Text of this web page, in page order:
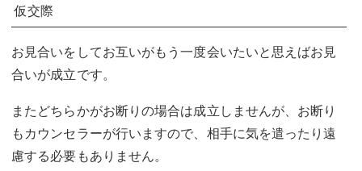
仮交際
お見合いをしてお互いがもう一度会いたいと思えばお見
合いが成立です。
またどちらかがお断りの場合は成立しませんが、お断り
もカウンセラーが行いますので、相手に気を遣ったり遠
慮する必要もありません。